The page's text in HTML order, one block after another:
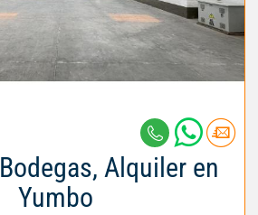
Alquiler en
Yumbo